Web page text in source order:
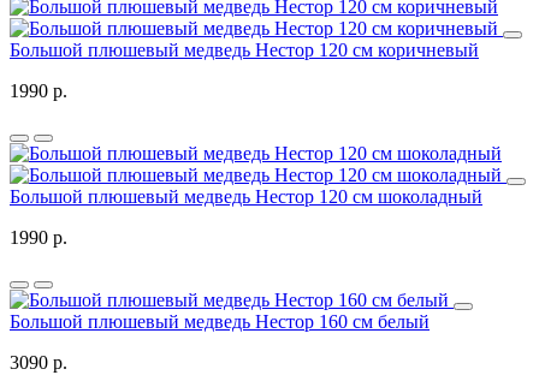
Большой плюшевый медведь Нестор 120 см коричневый
1990 р.
Большой плюшевый медведь Нестор 120 см шоколадный
1990 р.
Большой плюшевый медведь Нестор 160 см белый
3090 р.